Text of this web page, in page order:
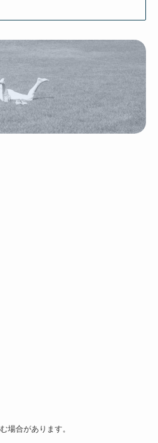
場合があります。